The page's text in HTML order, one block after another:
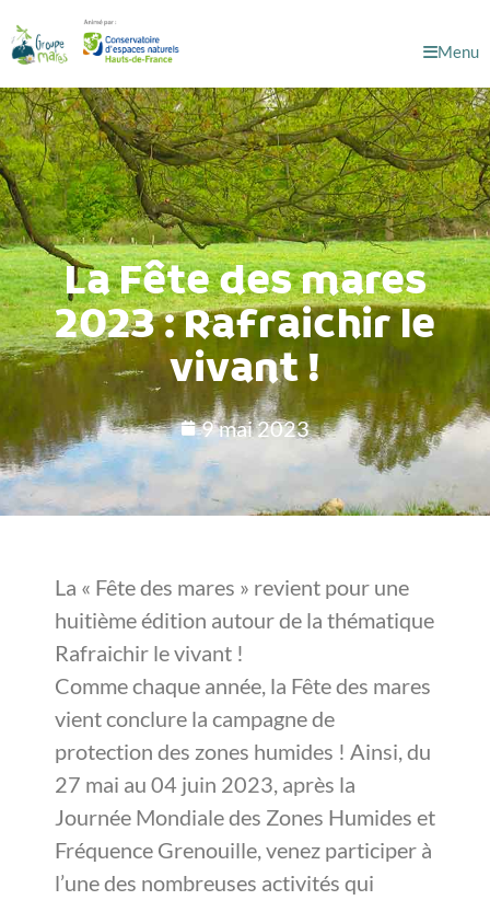
Menu
La Fête des mares
2023 : Rafraichir le
vivant !
9 mai 2023
La « Fête des mares » revient pour une
huitième édition autour de la thématique
Rafraichir le vivant !
Comme chaque année, la Fête des mares
vient conclure la campagne de
protection des zones humides ! Ainsi, du
27 mai au 04 juin 2023, après la
Journée Mondiale des Zones Humides et
Fréquence Grenouille, venez participer à
l’une des nombreuses activités qui